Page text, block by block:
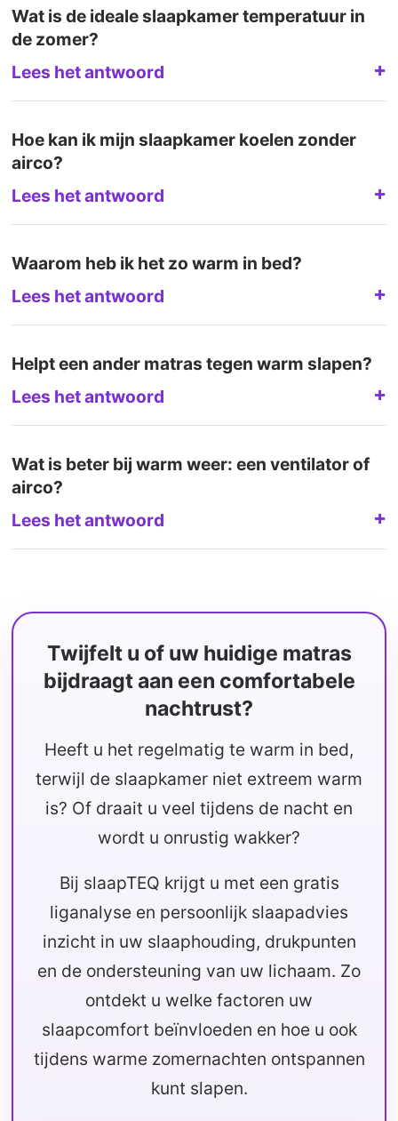
Wat is de ideale slaapkamer temperatuur in
de zomer?
Lees het antwoord
Hoe kan ik mijn slaapkamer koelen zonder
airco?
Lees het antwoord
Waarom heb ik het zo warm in bed?
Lees het antwoord
Helpt een ander matras tegen warm slapen?
Lees het antwoord
Wat is beter bij warm weer: een ventilator of
airco?
Lees het antwoord
Twijfelt u of uw huidige matras
bijdraagt aan een comfortabele
nachtrust?
Heeft u het regelmatig te warm in bed,
terwijl de slaapkamer niet extreem warm
is? Of draait u veel tijdens de nacht en
wordt u onrustig wakker?
Bij slaapTEQ krijgt u met een gratis
liganalyse en persoonlijk slaapadvies
inzicht in uw slaaphouding, drukpunten
en de ondersteuning van uw lichaam. Zo
ontdekt u welke factoren uw
slaapcomfort beïnvloeden en hoe u ook
tijdens warme zomernachten ontspannen
kunt slapen.